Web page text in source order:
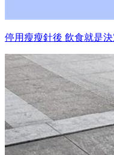
停用瘦瘦針後 飲食就是